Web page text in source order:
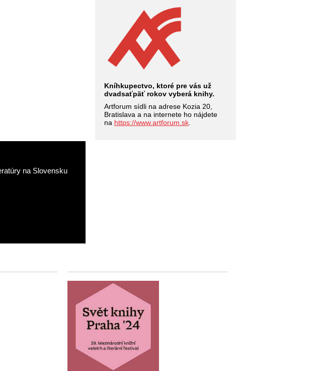
Kníhkupectvo, ktoré pre vás už
dvadsaťpäť rokov vyberá knihy.
Artforum sídli na adrese Kozia 20,
Bratislava a na internete ho nájdete
na https://www.artforum.sk
na Slovensku